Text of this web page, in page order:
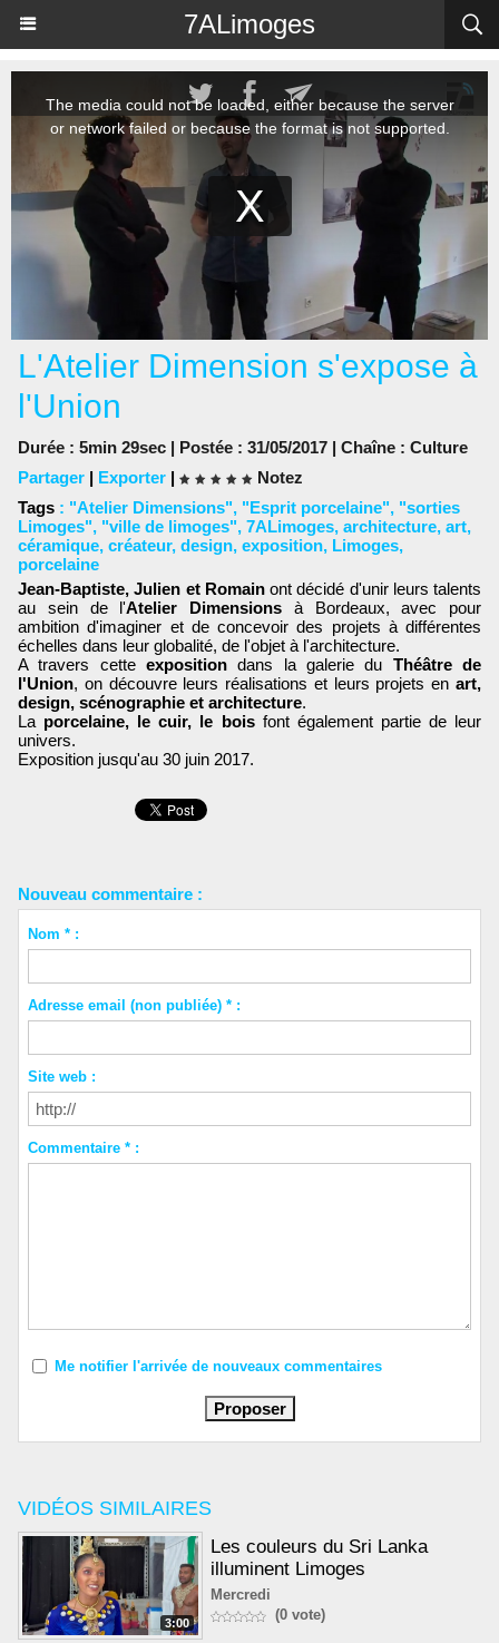
7ALimoges
VIDÉOS SIMILAIRES
3:00
Les couleurs du Sri Lanka
illuminent Limoges
Mercredi
(0 vote)
L'Atelier Dimension s'expose à
l'Union
Durée : 5min 29sec | Postée : 31/05/2017 | Chaîne : Culture
Partager | Exporter |
Notez
Tags : "Atelier Dimensions", "Esprit porcelaine", "sorties
Limoges", "ville de limoges", 7ALimoges, architecture, art,
céramique, créateur, design, exposition, Limoges,
porcelaine
Jean-Baptiste, Julien et Romainont décidé d'unir leurs talents
au sein de l'Atelier Dimensions à Bordeaux, avec pour
ambition d'imaginer et de concevoir des projets à différentes
échelles dans leur globalité, de l'objet à l'architecture.
A travers cette exposition dans la galerie du Théâtre de
l'Union, on découvre leurs réalisations et leurs projets en art,
design, scénographie et architecture.
La porcelaine, le cuir, le boisfont également partie de leur
univers.
Exposition jusqu'au 30 juin 2017.
Nouveau commentaire :
Nom * :
Adresse email (non publiée) * :
Site web :
Commentaire * :
Me notifier l'arrivée de nouveaux commentaires